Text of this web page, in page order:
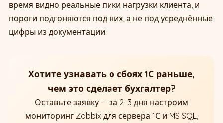
время видно реальные пики нагрузки клиента, и
пороги подгоняются под них, а не под усреднённые
цифры из документации.
Хотите узнавать о сбоях 1С раньше,
чем это сделает бухгалтер?
Оставьте заявку — за 2–3 дня настроим
мониторинг Zabbix для сервера 1С и MS SQL,